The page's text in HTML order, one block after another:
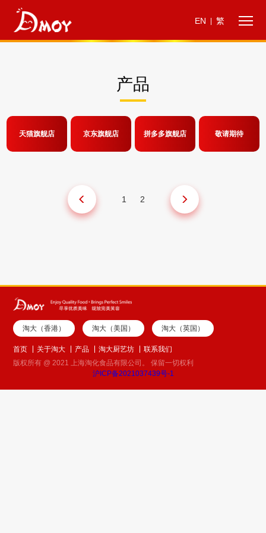
EN 繁
产品
天猫旗舰店 京东旗舰店 拼多多旗舰店 敬请期待
1 2
淘大（香港） 淘大（美国） 淘大（英国）
首页 关于淘大 产品 淘大厨艺坊
联系我们
版权所有 @ 2021 上海淘化食品有限公司。 保留一切权利
沪ICP备2021037439号-1